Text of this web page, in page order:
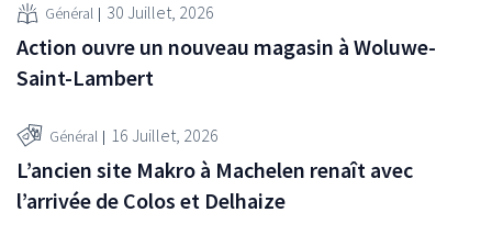
Général 30 Juillet, 2026
Action ouvre un nouveau magasin à Woluwe-
Saint-Lambert
Général 16 Juillet, 2026
L’ancien site Makro à Machelen renaît avec
l’arrivée de Colos et Delhaize